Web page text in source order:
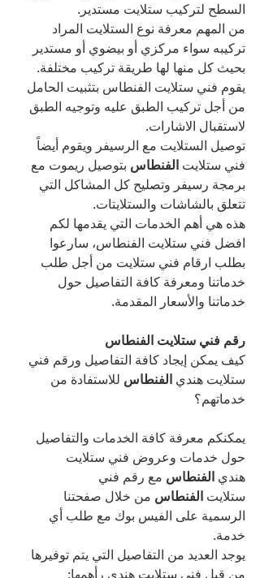
السطح لتركيب ستلايت مستدير.
من المهم معرفة نوع الستلايت المراد
تركيبه سواء مركزي أو بيضوي أو مستدير
بحيث كل منها لها طريقة تركيب مختلفة.
يقوم فني ستلايت الفنطاس بتثبيت الحامل
من أجل تركيب الطبق عليه وتوجيه الطبق
لاستقبال الاشارات.
توصيل الستلايت مع الرسيفر ويقوم أيضاً
فني ستلايت الفنطاس بتوصيل ريموت مع
برمجة رسيفر وتصليح كل المشاكل التي
تتعلق بالشاشات والستلايتات.
هذه هي أهم الخدمات التي يقدمها لكم
افضل فني ستلايت الفنطاس، سارعوا
بطلب ارقام فني ستلايت من أجل طلب
خدماتنا ومعرفة كافة التفاصيل حول
خدماتنا والأسعار المقدمة.
رقم فني ستلايت الفنطاس
كيف يمكن إيجاد كافة التفاصيل ورقم فني
ستلايت هندي الفنطاس للاستفادة من
خدماتهم؟
يمكنكم معرفة كافة الخدمات والتفاصيل
حول خدمات وعروض فني ستلايت
هندي الفنطاس مع رقم فني
ستلايت الفنطاس من خلال صفحتنا
الرسمية على الفيس بوك مع طلب أي
خدمة.
يوجد العديد من التفاصيل التي يتم توفيرها
من قبل فني ستلايت هندي رأهمها: